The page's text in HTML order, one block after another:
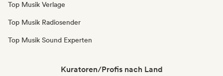
Top Musik Verlage
Top Musik Radiosender
Top Musik Sound Experten
Kuratoren/Profis nach Land